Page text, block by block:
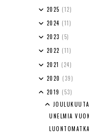
2025 (12)
2024 (11)
2023 (5)
2022 (11)
2021 (24)
2020 (39)
2019 (53)
JOULUKUUTA
UNELMIA